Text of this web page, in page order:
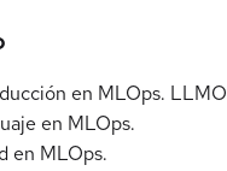
en MLOps.
en MLOps.
en MLOps.